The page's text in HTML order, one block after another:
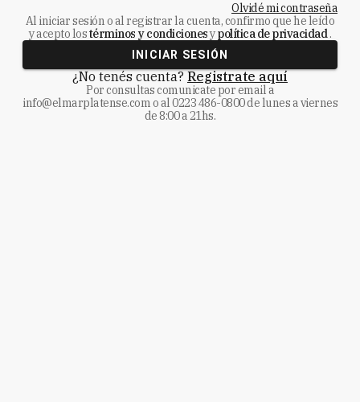
Olvidé mi contraseña
Al iniciar sesión o al registrar la cuenta, confirmo que he leído
y acepto lostérminos y condicionesypolítica de privacidad.
INICIAR SESIÓN
¿No tenés cuenta? Registrate aquí
Por consultas comunicate por email a
info@elmarplatense.como al0223 486-0800de lunes a viernes
de 8:00 a 21hs.